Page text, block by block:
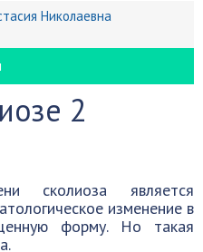
Николаевна
2
сколиоза является
изменение в
форму. Но такая